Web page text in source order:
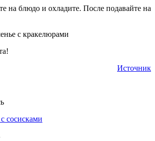
на блюдо и охладите. После подавайте на
Источник
сосисками